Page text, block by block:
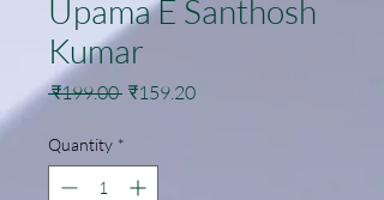
Upama E Santhosh
Kumar
₹199.00 Regular
₹159.20Sale
Quantity *